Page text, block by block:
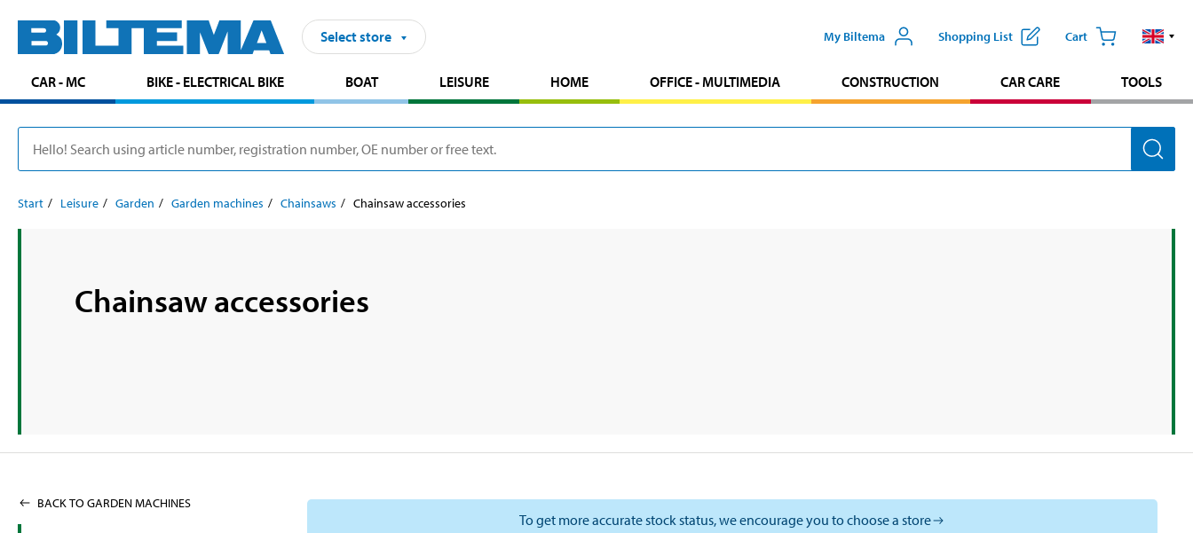
Select store My Biltema Shopping List Cart
CAR - MC BIKE - ELECTRICAL BIKE BOAT LEISURE HOME OFFICE - MULTIMEDIA CONSTRUCTION CAR CARE TOOLS
Start Leisure Garden Garden machines Chainsaws Chainsaw accessories
Chainsaw accessories
BACK TO GARDEN MACHINES
To get more accurate stock status, we encourage you to choose a store